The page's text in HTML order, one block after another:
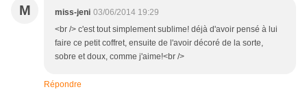
M miss-jeni 03/06/2014 19:29
<br /> c'est tout simplement sublime! déjà d'avoir pensé à lui
faire ce petit coffret, ensuite de l'avoir décoré de la sorte,
sobre et doux, comme j'aime!<br />
Répondre